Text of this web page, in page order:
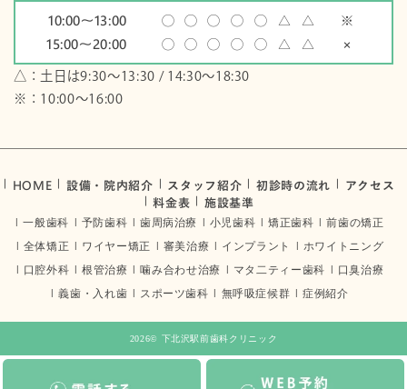
10:00〜13:00
◯ ◯ ◯ ◯ ◯ △ △
※
15:00〜20:00
◯ ◯ ◯ ◯ ◯ △ △ ×
△：土日は9:30～13:30 / 14:30～18:30
※：10:00〜16:00
HOME 設備・院内紹介 スタッフ紹介 初診時の流れ
アクセス
料金表
施設基準
一般歯科 予防歯科 歯周病治療 小児歯科 矯正歯科
前歯の矯正
全体矯正
ワイヤー矯正 審美治療 インプラント
ホワイトニング
口腔外科
根管治療 噛み合わせ治療 マタ二ティー歯科
口臭治療
義歯・入れ歯
スポーツ歯科 無呼吸症候群 症例紹介
2026© 下北沢駅前歯科クリニック